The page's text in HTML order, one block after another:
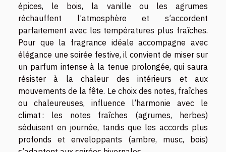
épices, le bois, la vanille ou les agrumes
réchauffent l’atmosphère et s’accordent
parfaitement avec les températures plus fraîches.
Pour que la fragrance idéale accompagne avec
élégance une soirée festive, il convient de miser sur
un parfum intense à la tenue prolongée, qui saura
résister à la chaleur des intérieurs et aux
mouvements de la fête. Le choix des notes, fraîches
ou chaleureuses, influence l’harmonie avec le
climat : les notes fraîches (agrumes, herbes)
séduisent en journée, tandis que les accords plus
profonds et enveloppants (ambre, musc, bois)